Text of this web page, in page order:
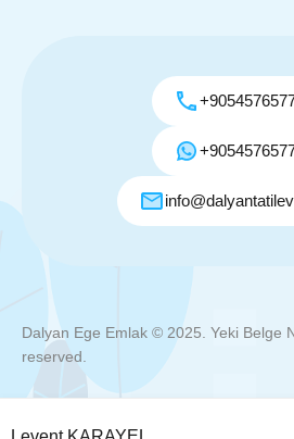
Dalyan Ege Emlak © 2025. Yeki Belge
reserved.
Destek ve Rezervasyon